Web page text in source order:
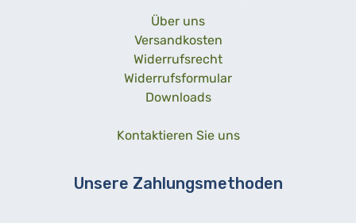
Über uns
Versandkosten
Widerrufsrecht
Widerrufsformular
Downloads
Kontaktieren Sie uns
Unsere Zahlungsmethoden